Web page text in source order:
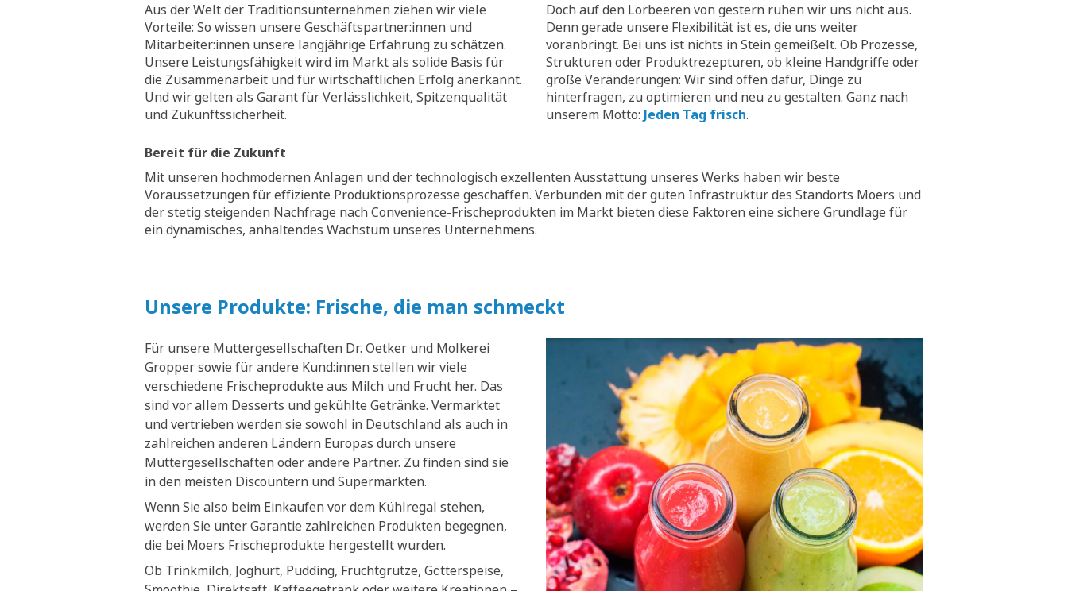
Aus der Welt der Traditionsunternehmen ziehen wir viele
Vorteile: So wissen unsere Geschäftspartner:innen und
Mitarbeiter:innen unsere langjährige Erfahrung zu schätzen.
Unsere Leistungsfähigkeit wird im Markt als solide Basis für
die Zusammenarbeit und für wirtschaftlichen Erfolg anerkannt.
Und wir gelten als Garant für Verlässlichkeit, Spitzenqualität
und Zukunftssicherheit.
Doch auf den Lorbeeren von gestern ruhen wir uns nicht aus.
Denn gerade unsere Flexibilität ist es, die uns weiter
voranbringt. Bei uns ist nichts in Stein gemeißelt. Ob Prozesse,
Strukturen oder Produktrezepturen, ob kleine Handgriffe oder
große Veränderungen: Wir sind offen dafür, Dinge zu
hinterfragen, zu optimieren und neu zu gestalten. Ganz nach
unserem Motto: Jeden Tag frisch.
Bereit für die Zukunft
Mit unseren hochmodernen Anlagen und der technologisch exzellenten Ausstattung unseres Werks haben wir beste
Voraussetzungen für effiziente Produktionsprozesse geschaffen. Verbunden mit der guten Infrastruktur des Standorts Moers und
der stetig steigenden Nachfrage nach Convenience-Frischeprodukten im Markt bieten diese Faktoren eine sichere Grundlage für
ein dynamisches, anhaltendes Wachstum unseres Unternehmens.
Unsere Produkte: Frische, die man schmeckt
Für unsere Muttergesellschaften Dr. Oetker und Molkerei
Gropper sowie für andere Kund:innen stellen wir viele
verschiedene Frischeprodukte aus Milch und Frucht her. Das
sind vor allem Desserts und gekühlte Getränke. Vermarktet
und vertrieben werden sie sowohl in Deutschland als auch in
zahlreichen anderen Ländern Europas durch unsere
Muttergesellschaften oder andere Partner. Zu finden sind sie
in den meisten Discountern und Supermärkten.
Wenn Sie also beim Einkaufen vor dem Kühlregal stehen,
werden Sie unter Garantie zahlreichen Produkten begegnen,
die bei Moers Frischeprodukte hergestellt wurden.
Ob Trinkmilch, Joghurt, Pudding, Fruchtgrütze, Götterspeise,